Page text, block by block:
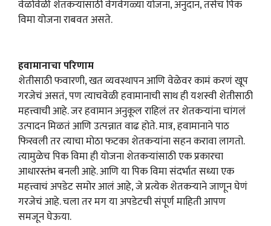
वेळोवेळी शेतकऱ्यांसाठी वेगवेगळ्या योजना, अनुदान, तसेच पिक
विमा योजना राबवत असते.
हवामानाचा परिणाम
शेतीसाठी फवारणी, खत व्यवस्थापन आणि वेळेवर कामं करणं खूप
गरजेचं असतं, पण त्याचवेळी हवामानाची साथ ही यशस्वी शेतीसाठी
महत्त्वाची आहे. जर हवामान अनुकूल राहिलं तर शेतकऱ्यांना चांगलं
उत्पादन मिळतं आणि उत्पन्नात वाढ होते. मात्र, हवामानाने पाठ
फिरवली तर त्याचा मोठा फटका शेतकऱ्यांना सहन करावा लागतो.
त्यामुळेच पिक विमा ही योजना शेतकऱ्यांसाठी एक प्रकारचा
आधारस्तंभ बनली आहे. आणि या पिक विमा संदर्भात सध्या एक
महत्त्वाचं अपडेट समोर आलं आहे, जे प्रत्येक शेतकऱ्याने जाणून घेणं
गरजेचं आहे. चला तर मग या अपडेटची संपूर्ण माहिती आपण
समजून घेऊया.